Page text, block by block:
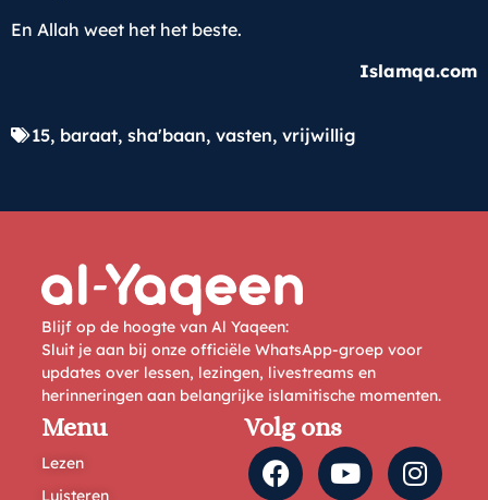
En Allah weet het het beste.
Islamqa.com
15, baraat, sha'baan, vasten, vrijwillig
Blijf op de hoogte van Al Yaqeen:
Sluit je aan bij onze officiële WhatsApp-groep voor
updates over lessen, lezingen, livestreams en
herinneringen aan belangrijke islamitische momenten.
Menu
Lezen
Luisteren
Volg ons